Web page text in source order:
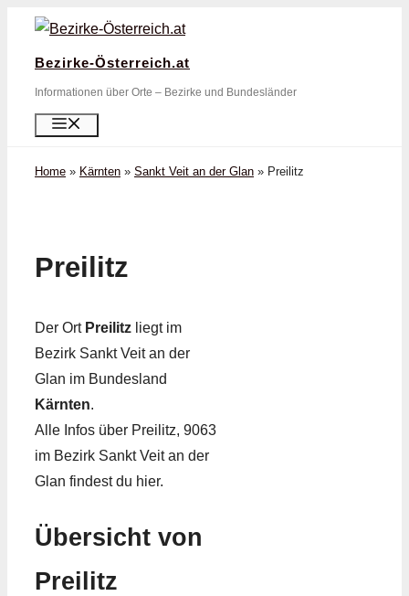
Zum
springen
Bezirke-Österreich.at
Informationen über Orte – Bezirke und Bundesländer
Home » Kärnten » Sankt Veit an der Glan » Preilitz
Preilitz
Der Ort Preilitz liegt im
Bezirk Sankt Veit an der
Glan im Bundesland
Kärnten.
Alle Infos über Preilitz, 9063
im Bezirk Sankt Veit an der
Glan findest du hier.
Übersicht von
Preilitz